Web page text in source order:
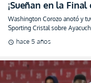
¡Sueñan en la
Washington Corozo anotó y
Sporting Cristal sobre
schedule hace 5 años